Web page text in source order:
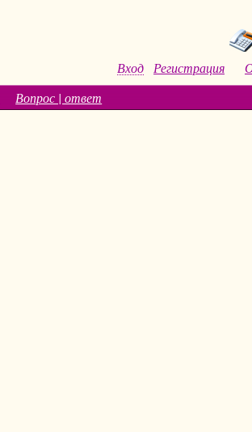
Вход Регистрация
Вопрос | ответ